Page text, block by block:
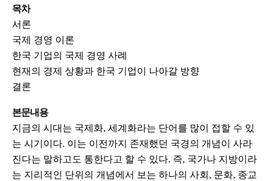
목차
서론
국제 경영 이론
한국 기업의 국제 경영 사례
현재의 경제 상황과 한국 기업이 나아갈 방향
결론
본문내용
지금의 시대는 국제화, 세계화라는 단어를 많이 접할 수 있
는 시기이다. 이는 이전까지 존재했던 국경의 개념이 사라
진다는 말하고도 통한다고 할 수 있다. 즉, 국가나 지방이라
는 지리적인 단위의 개념에서 보는 하나의 사회, 문화, 종교